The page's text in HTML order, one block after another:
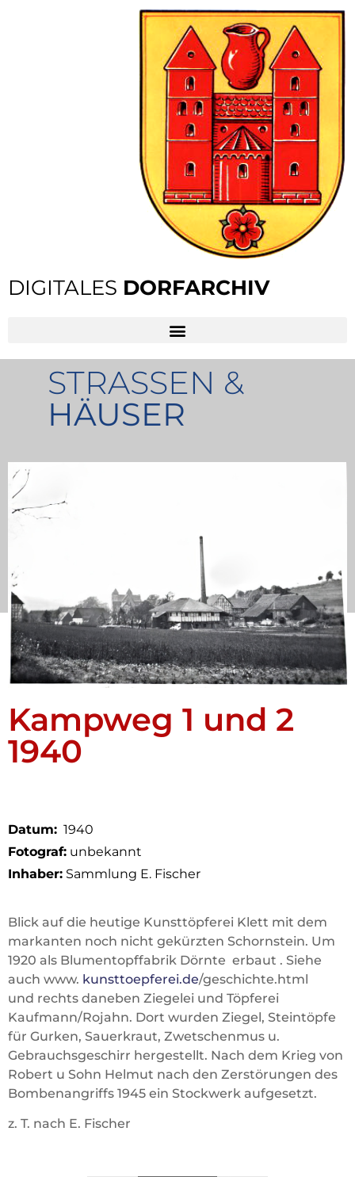
DIGITALES DORFARCHIV
STRASSEN &
HÄUSER
Kampweg 1 und 2
1940
Datum: 1940
Fotograf: unbekannt
Inhaber: Sammlung E. Fischer
Blick auf die heutige Kunsttöpferei Klett mit dem
markanten noch nicht gekürzten Schornstein. Um
1920 als Blumentopffabrik Dörnte erbaut . Siehe
auch www. kunsttoepferei.de/geschichte.html
und rechts daneben Ziegelei und Töpferei
Kaufmann/Rojahn. Dort wurden Ziegel, Steintöpfe
für Gurken, Sauerkraut, Zwetschenmus u.
Gebrauchsgeschirr hergestellt. Nach dem Krieg von
Robert u Sohn Helmut nach den Zerstörungen des
Bombenangriffs 1945 ein Stockwerk aufgesetzt.
z. T. nach E. Fischer